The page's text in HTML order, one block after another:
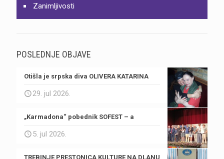
Zanimljivosti
POSLEDNJE OBJAVE
Otišla je srpska diva OLIVERA KATARINA
29. jul 2026.
„Karmadona“ pobednik SOFEST – a
5. jul 2026.
TREBINJE PRESTONICA KULTURE NA DLANU